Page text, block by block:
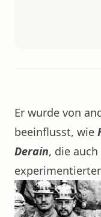
Er wurde von
beeinflusst, wie
Derain, die